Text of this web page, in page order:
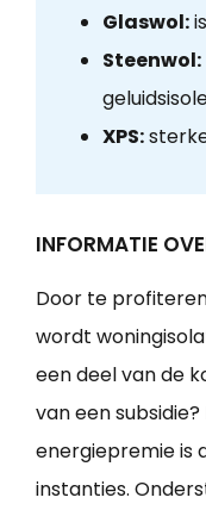
Glaswol:
Steenwol:
XPS:
INFORMATIE
Door te
wordt
een deel van de
van een
energiepremie is
instanties.